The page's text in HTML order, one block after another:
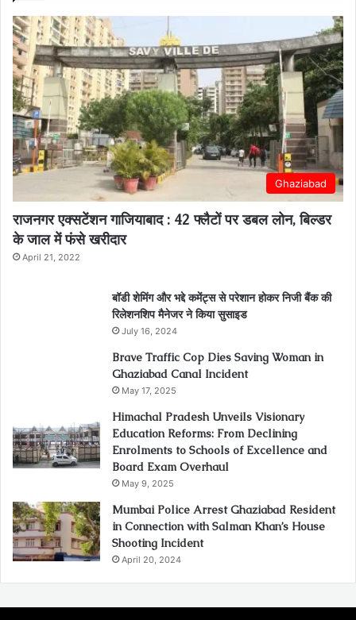
Ghaziabad
राजनगर एक्सटेंशन गाजियाबाद : 42 फ्लैटों पर डबल लोन, बिल्डर
के जाल में फंसे खरीदार
April 21, 2022
बॉडी शेमिंग और भद्दे कमेंट्स से परेशान होकर निजी बैंक की
रिलेशनशिप मैनेजर ने किया सुसाइड
July 16, 2024
Brave Traffic Cop Dies Saving Woman in
Ghaziabad Canal Incident
May 17, 2025
Himachal Pradesh Unveils Visionary
Education Reforms: From Declining
Enrolments to Schools of Excellence and
Board Exam Overhaul
May 9, 2025
Mumbai Police Arrest Ghaziabad Resident
in Connection with Salman Khan’s House
Shooting Incident
April 20, 2024